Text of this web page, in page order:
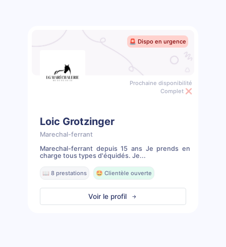
🚨 Dispo en urgence
Prochaine disponibilité
Complet ❌
Loic Grotzinger
Marechal-ferrant
Marechal-ferrant depuis 15 ans Je prends en
charge tous types d'équidés. Je...
📖 8 prestations 🤩 Clientèle ouverte
Voir le profil